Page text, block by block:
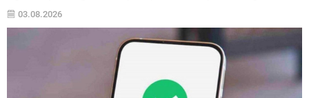
Eşleşmeleri ve Tarihler Beşiktaş, 3. eleme...
03.08.2026